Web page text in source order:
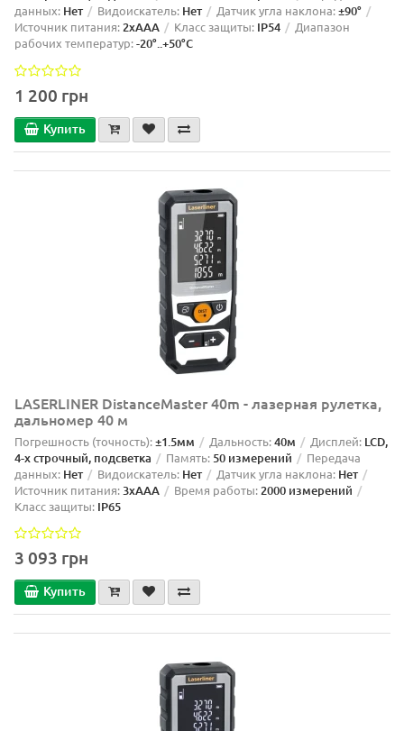
данных: Нет Видоискатель: Нет Датчик угла наклона:±90°
Источник питания:2xAAA Класс защиты: IP54
Диапазон
рабочих температур:-20°..+50°C
1 200 грн
Купить
LASERLINER DistanceMaster 40m - лазерная рулетка,
дальномер 40 м
Погрешность (точность):±1.5мм Дальность:40м Дисплей: LCD,
4-х строчный, подсветка
Память: 50 измерений
Передача
данных: Нет Видоискатель: Нет Датчик угла наклона: Нет
Источник питания: 3xAAA Время работы: 2000 измерений
Класс защиты: IP65
3 093 грн
Купить